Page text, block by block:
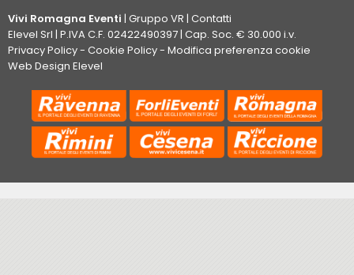
Vivi Romagna Eventi | Gruppo VR | Contatti
Elevel Srl | P.IVA C.F. 02422490397 | Cap. Soc. € 30.000 i.v.
Privacy Policy- Cookie Policy- Modifica preferenza cookie
Web Design Elevel